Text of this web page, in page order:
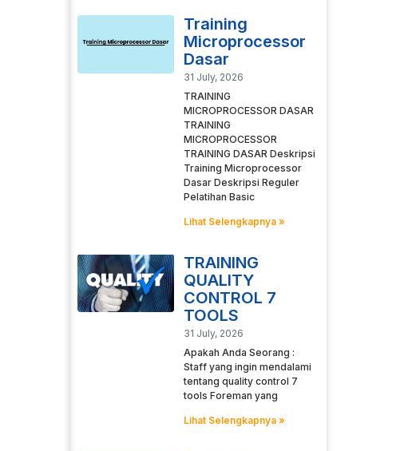
Training
Microprocessor
Dasar
31 July, 2026
TRAINING
MICROPROCESSOR DASAR
TRAINING
MICROPROCESSOR
TRAINING DASAR Deskripsi
Training Microprocessor
Dasar Deskripsi Reguler
Pelatihan Basic
Lihat Selengkapnya »
TRAINING
QUALITY
CONTROL 7
TOOLS
31 July, 2026
Apakah Anda Seorang :
Staff yang ingin mendalami
tentang quality control 7
tools Foreman yang
Lihat Selengkapnya »